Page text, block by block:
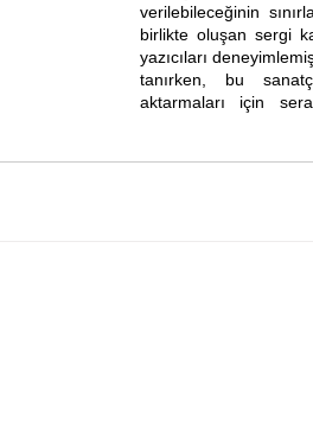
verilebileceğinin
birlikte oluşan sergi
yazıcıları
tanırken, bu
aktarmaları için